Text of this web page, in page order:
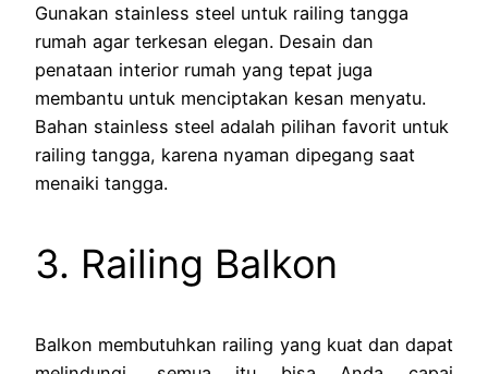
Gunakan stainless steel untuk railing tangga
rumah agar terkesan elegan. Desain dan
penataan interior rumah yang tepat juga
membantu untuk menciptakan kesan menyatu.
Bahan stainless steel adalah pilihan favorit untuk
railing tangga, karena nyaman dipegang saat
menaiki tangga.
3. Railing Balkon
Balkon membutuhkan railing yang kuat dan dapat